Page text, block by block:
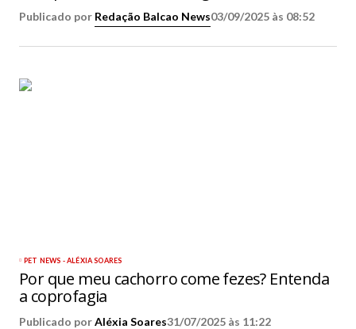
Publicado por Redação Balcao News03/09/2025 às 08:52
PET NEWS - ALÉXIA SOARES
Por que meu cachorro come fezes? Entenda
a coprofagia
Publicado porAléxia Soares31/07/2025 às 11:22